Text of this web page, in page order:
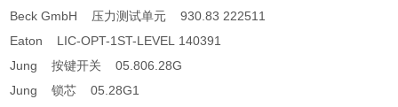
Beck GmbH 压力测试单元 930.83 222511
Eaton LIC-OPT-1ST-LEVEL 140391
Jung 按键开关 05.806.28G
Jung 锁芯 05.28G1